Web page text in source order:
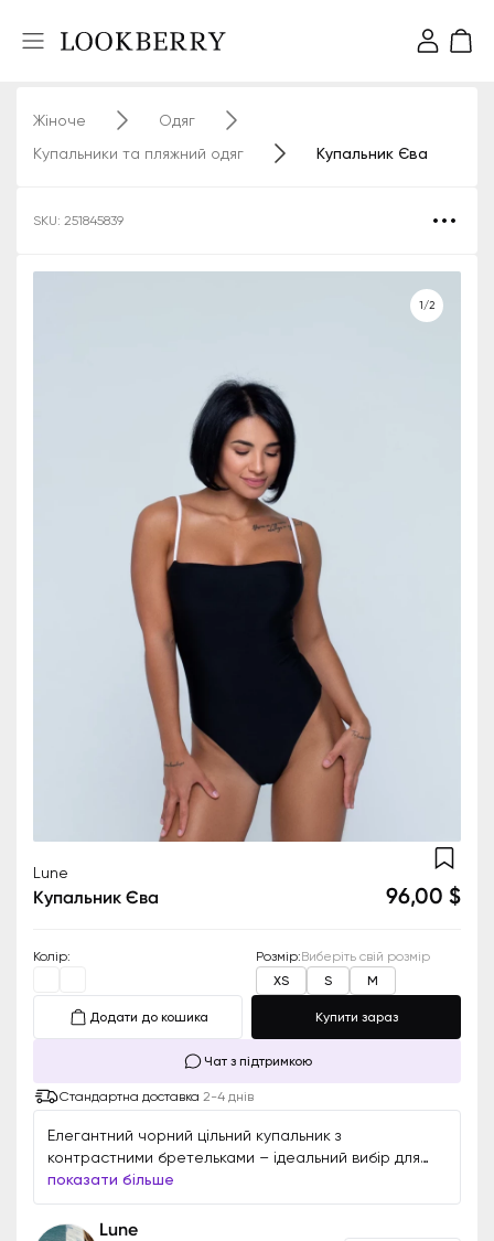
Жіноче
Одяг
Купальники та пляжний одяг
Купальник Єва
SKU: 251845839
1/2
Lune
Купальник Єва 96,00 $
Колір: Розмір:Виберіть свій розмір
XS
S M
Додати до кошика Купити зараз
Чат з підтримкою
Стандартна доставка 2-4 днів
Елегантний чорний цільний купальник з
контрастними бретельками – ідеальний вибір для
стильного відпочинку. Доступний для замовлення в
чорному та білому кольорах.
показати більше
Lune